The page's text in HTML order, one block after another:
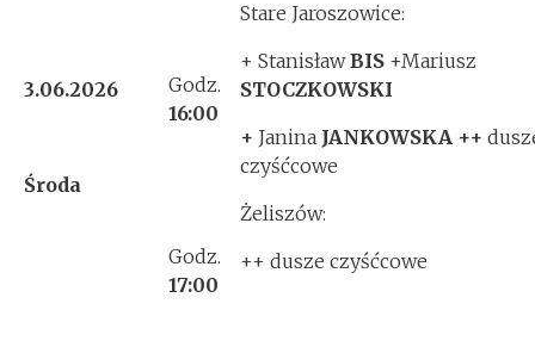
3.06.2026
Środa
Godz.
16:00
Stare Jaroszowice:
+ StanisławBIS +Mariusz
STOCZKOWSKI
+ Janina JANKOWSKA ++
czyśćcowe
Godz.
17:00
Żeliszów:
++ dusze czyśćcowe